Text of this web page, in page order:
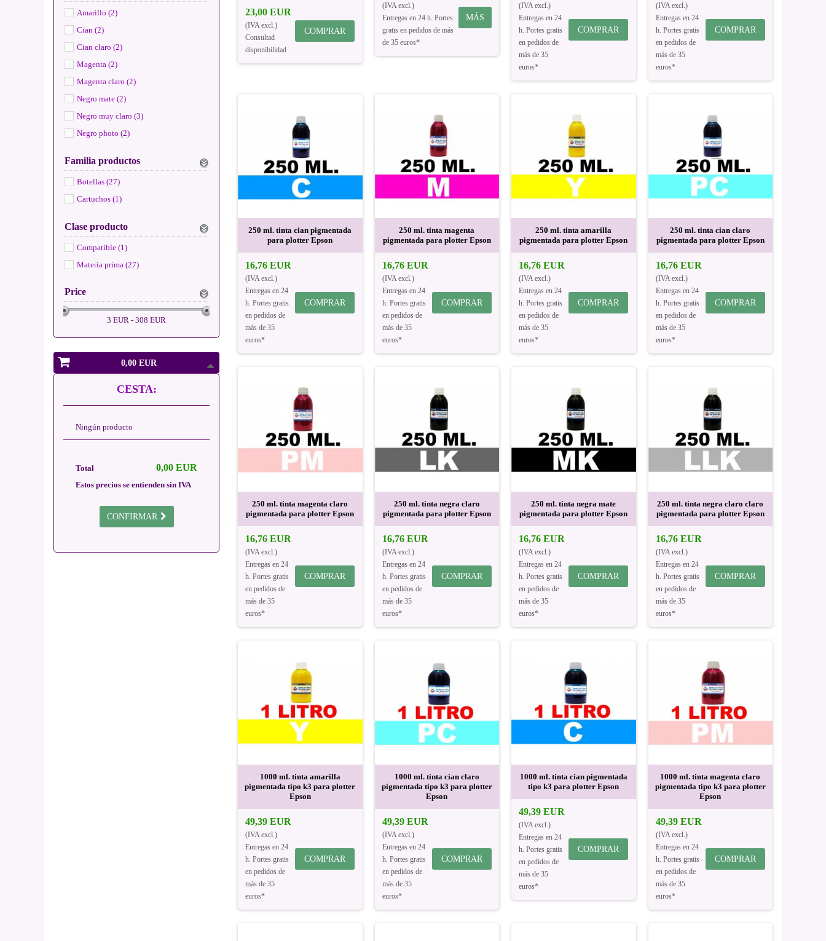
Amarillo (2)
Cian (2)
Cian claro (2)
Magenta (2)
Magenta claro (2)
Negro mate (2)
Negro muy claro (3)
Negro photo (2)
Familia productos
Botellas (27)
Cartuchos (1)
Clase producto
Compatible (1)
Materia prima (27)
Price
3 EUR - 308 EUR
0,00 EUR
CESTA:
Ningún producto
0,00 EUR
Total
Estos precios se entienden sin IVA
CONFIRMAR
23,00 EUR
(IVA excl.)
Consultad
disponibilidad
COMPRAR
(IVA excl.)
Entregas en 24 h. Portes
gratis en pedidos de más
de 35 euros*
MÁS
(IVA excl.)
Entregas en 24
h. Portes gratis
en pedidos de
más de 35
euros*
COMPRAR
(IVA excl.)
Entregas en 24
h. Portes gratis
en pedidos de
más de 35
euros*
COMPRAR
250 ml. tinta cian pigmentada
para plotter Epson
16,76 EUR
(IVA excl.)
Entregas en 24
h. Portes gratis
en pedidos de
más de 35
euros*
COMPRAR
250 ml. tinta magenta
pigmentada para plotter Epson
16,76 EUR
(IVA excl.)
Entregas en 24
h. Portes gratis
en pedidos de
más de 35
euros*
COMPRAR
250 ml. tinta amarilla
pigmentada para plotter Epson
16,76 EUR
(IVA excl.)
Entregas en 24
h. Portes gratis
en pedidos de
más de 35
euros*
COMPRAR
250 ml. tinta cian claro
pigmentada para plotter Epson
16,76 EUR
(IVA excl.)
Entregas en 24
h. Portes gratis
en pedidos de
más de 35
euros*
COMPRAR
250 ml. tinta magenta claro
pigmentada para plotter Epson
16,76 EUR
(IVA excl.)
Entregas en 24
h. Portes gratis
en pedidos de
más de 35
euros*
COMPRAR
250 ml. tinta negra claro
pigmentada para plotter Epson
16,76 EUR
(IVA excl.)
Entregas en 24
h. Portes gratis
en pedidos de
más de 35
euros*
COMPRAR
250 ml. tinta negra mate
pigmentada para plotter Epson
16,76 EUR
(IVA excl.)
Entregas en 24
h. Portes gratis
en pedidos de
más de 35
euros*
COMPRAR
250 ml. tinta negra claro claro
pigmentada para plotter Epson
16,76 EUR
(IVA excl.)
Entregas en 24
h. Portes gratis
en pedidos de
más de 35
euros*
COMPRAR
1000 ml. tinta amarilla
pigmentada tipo k3 para plotter
Epson
49,39 EUR
(IVA excl.)
Entregas en 24
h. Portes gratis
en pedidos de
más de 35
euros*
COMPRAR
1000 ml. tinta cian claro
pigmentada tipo k3 para plotter
Epson
49,39 EUR
(IVA excl.)
Entregas en 24
h. Portes gratis
en pedidos de
más de 35
euros*
COMPRAR
1000 ml. tinta cian pigmentada
tipo k3 para plotter Epson
49,39 EUR
(IVA excl.)
Entregas en 24
h. Portes gratis
en pedidos de
más de 35
euros*
COMPRAR
1000 ml. tinta magenta claro
pigmentada tipo k3 para plotter
Epson
49,39 EUR
(IVA excl.)
Entregas en 24
h. Portes gratis
en pedidos de
más de 35
euros*
COMPRAR